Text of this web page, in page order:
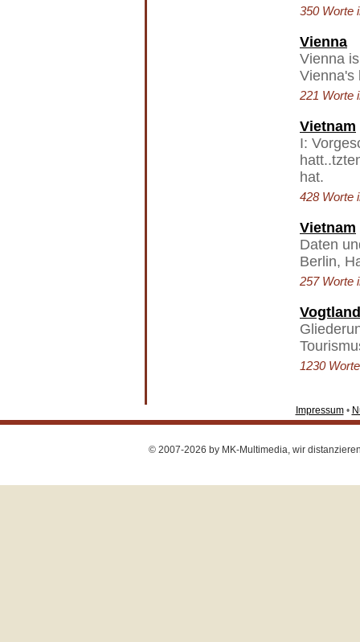
350 Worte
Vienna
Vienna
Vienna's
221 Worte
Vietnam
I:
hat.
428 Worte
Vietnam
Daten
Berlin,
257 Worte
Vogtland
1230
Impressum•
© 2007-2026 by MK-Multimedia, wir